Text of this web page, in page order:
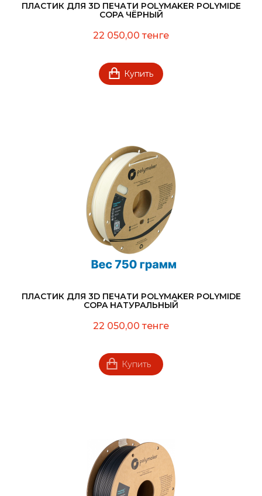
ПЛАСТИК ДЛЯ 3D ПЕЧАТИ POLYMAKER POLYMIDE
COPA ЧЁРНЫЙ
22 050,00 тенге
Купить
ПЛАСТИК ДЛЯ 3D ПЕЧАТИ POLYMAKER POLYMIDE
COPA НАТУРАЛЬНЫЙ
22 050,00 тенге
Купить